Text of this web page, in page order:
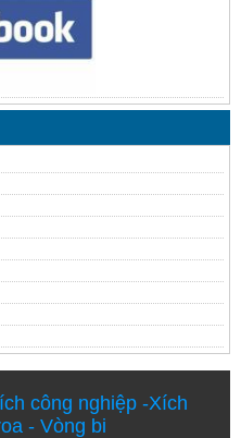
công nghiệp-Xích
- Vòng bi